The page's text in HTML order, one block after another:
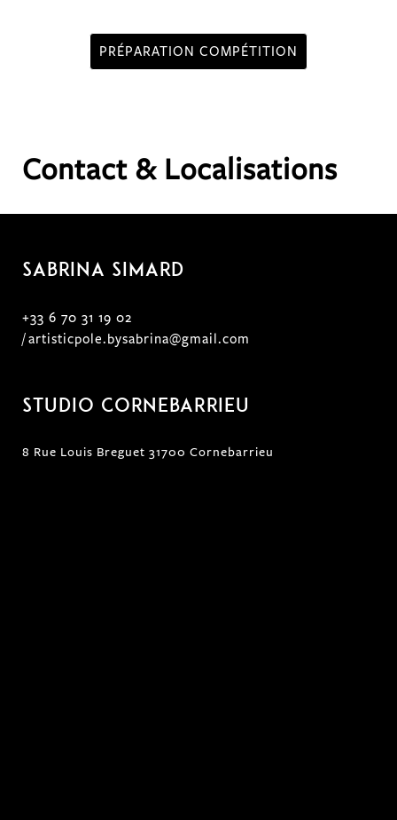
PRÉPARATION COMPÉTITION
Contact & Localisations
Sabrina SIMARD
+33 6 70 31 19 02
/artisticpole.bysabrina@gmail.com
Studio Cornebarrieu
8 Rue Louis Breguet 31700 Cornebarrieu